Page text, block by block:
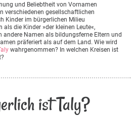
und Beliebtheit von Vornamen
verschiedenen gesellschaftlichen
Kinder im bürgerlichen Milieu
die Kinder »der kleinen Leute«,
andere Namen als bildungsferne Eltern und
präferiert als auf dem Land. Wie wird
wahrgenommen? In welchen Kreisen ist
ist Taly?